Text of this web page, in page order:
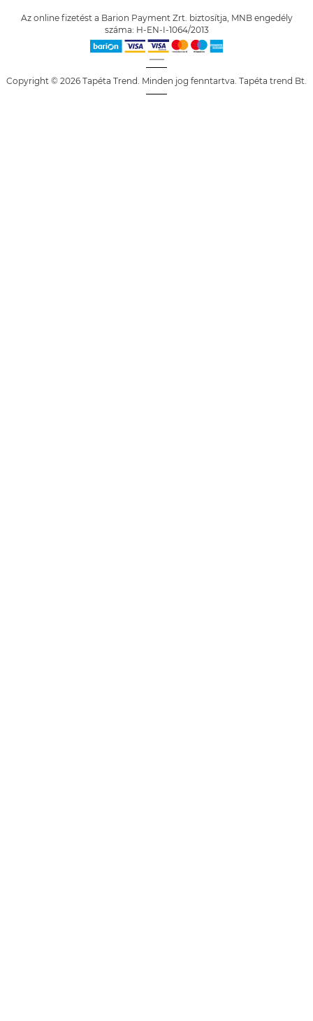
Az online fizetést a Barion Payment Zrt. biztosítja, MNB engedély
száma: H-EN-I-1064/2013
Copyright © 2026 Tapéta Trend. Minden jog fenntartva. Tapéta trend Bt.